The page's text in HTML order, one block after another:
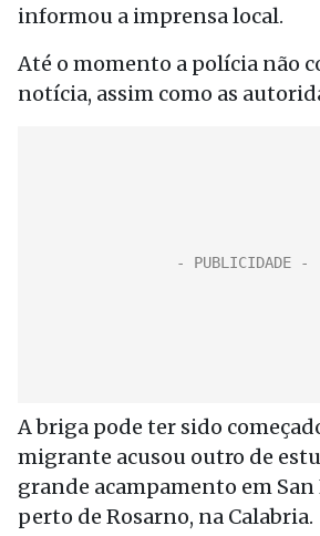
informou a imprensa local.
Até o momento a polícia não
notícia, assim como as
A briga pode ter sido
migrante acusou outro de
grande acampamento em
perto de Rosarno, na Calabria.